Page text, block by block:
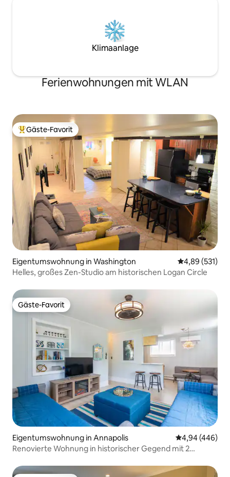
Klimaanlage
Ferienwohnungen mit WLAN
Beliebter Gäste-Favorit.
Gäste-Favorit
Eigentumswohnung in Washington
4,89 (531)
Helles, großes Zen-Studio am historischen Logan Circle
Gäste-Favorit
Gäste-Favorit
Eigentumswohnung in Annapolis
4,94 (446)
Renovierte Wohnung in historischer Gegend mit 2